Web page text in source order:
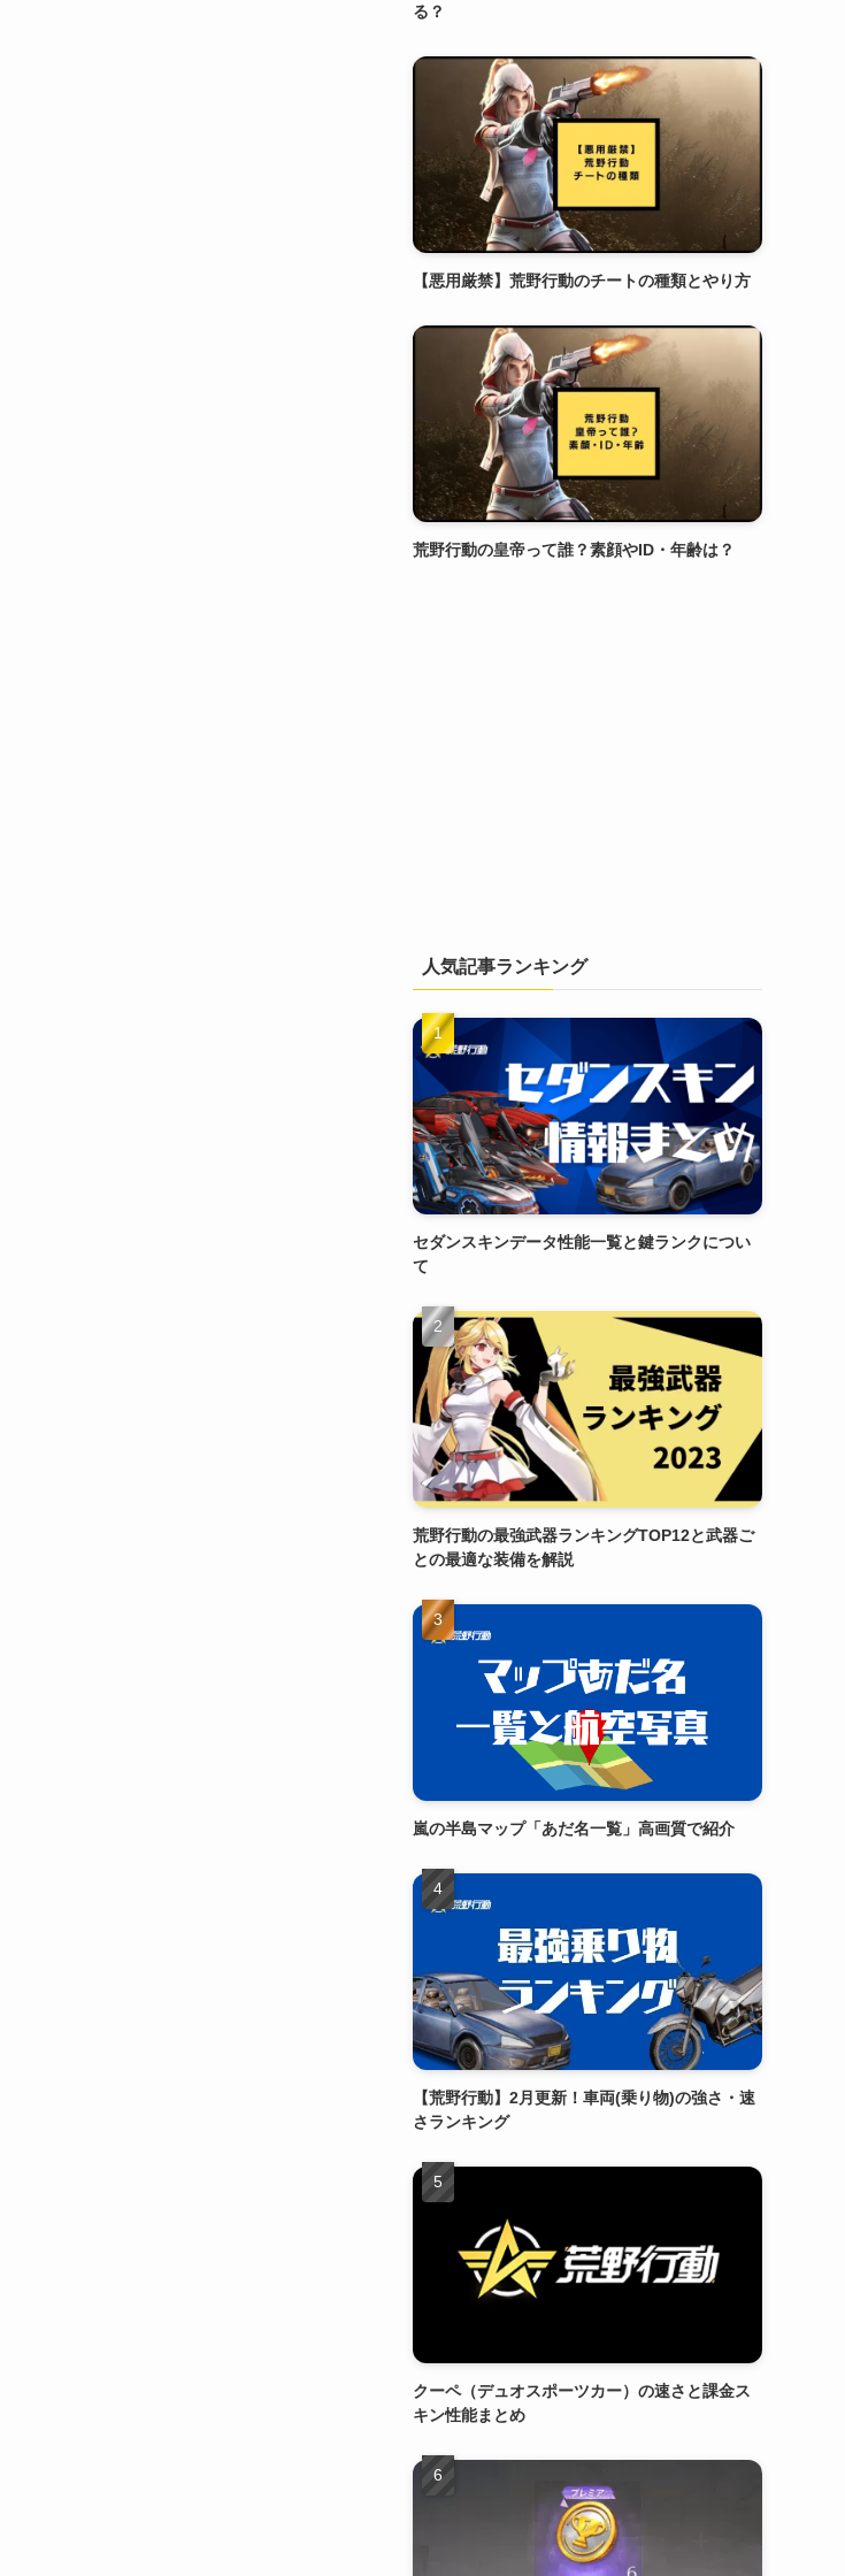
る？
【悪用厳禁】荒野行動のチートの種類とやり方
荒野行動の皇帝って誰？素顔やID・年齢は？
人気記事ランキング
セダンスキンデータ性能一覧と鍵ランクについ
て
荒野行動の最強武器ランキングTOP12と武器ご
との最適な装備を解説
嵐の半島マップ「あだ名一覧」高画質で紹介
【荒野行動】2月更新！車両(乗り物)の強さ・速
さランキング
クーペ（デュオスポーツカー）の速さと課金ス
キン性能まとめ